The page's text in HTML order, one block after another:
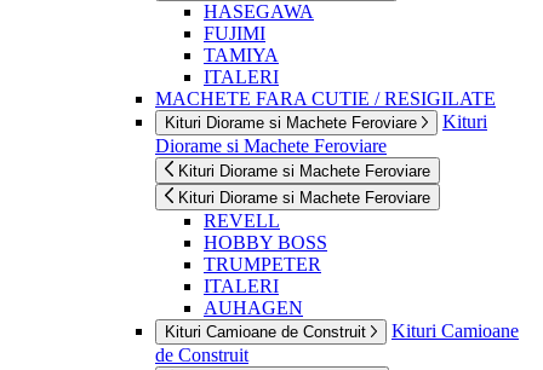
HASEGAWA
FUJIMI
TAMIYA
ITALERI
MACHETE FARA CUTIE / RESIGILATE
Kituri Diorame si Machete Feroviare
Kituri
Diorame si Machete Feroviare
Kituri Diorame si Machete Feroviare
Kituri Diorame si Machete Feroviare
REVELL
HOBBY BOSS
TRUMPETER
ITALERI
AUHAGEN
Kituri Camioane de Construit
Kituri Camioane
de Construit